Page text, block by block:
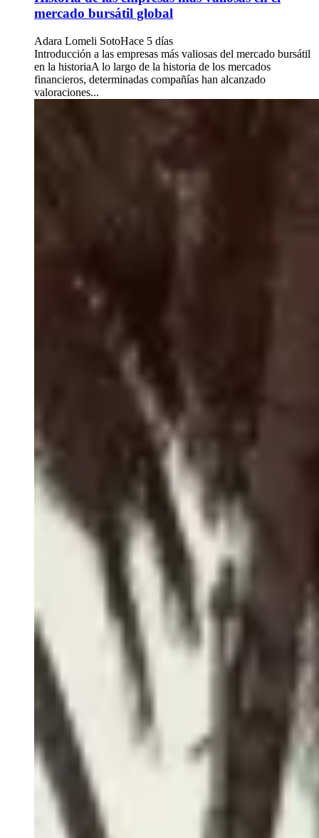
mercado bursátil global
Adara Lomeli SotoHace 5 días
Introducción a las empresas más valiosas del mercado bursátil
en la historiaA lo largo de la historia de los mercados
financieros, determinadas compañías han alcanzado
valoraciones...